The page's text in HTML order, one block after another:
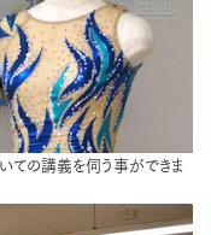
ての講義を伺う事ができま